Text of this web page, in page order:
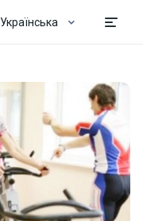
Українська